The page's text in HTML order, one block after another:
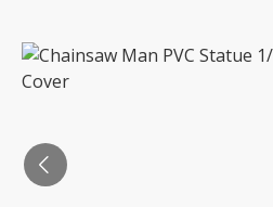
Bildergalerie überspringen